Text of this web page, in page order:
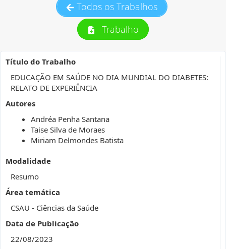
Todos os Trabalhos
Trabalho
Título do Trabalho
EDUCAÇÃO EM SAÚDE NO DIA MUNDIAL DO DIABETES:
RELATO DE EXPERIÊNCIA
Autores
Andréa Penha Santana
Taise Silva de Moraes
Miriam Delmondes Batista
Modalidade
Resumo
Área temática
CSAU - Ciências da Saúde
Data de Publicação
22/08/2023